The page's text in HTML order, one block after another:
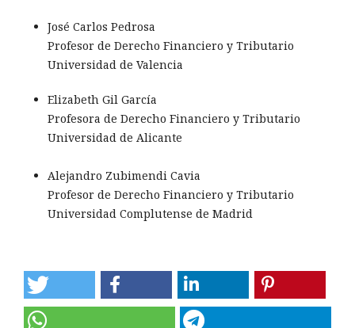
José Carlos Pedrosa
Profesor de Derecho Financiero y Tributario
Universidad de Valencia
Elizabeth Gil García
Profesora de Derecho Financiero y Tributario
Universidad de Alicante
Alejandro Zubimendi Cavia
Profesor de Derecho Financiero y Tributario
Universidad Complutense de Madrid